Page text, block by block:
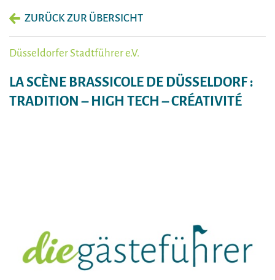
ZURÜCK ZUR ÜBERSICHT
Düsseldorfer Stadtführer e.V.
LA SCÈNE BRASSICOLE DE DÜSSELDORF :
TRADITION – HIGH TECH – CRÉATIVITÉ